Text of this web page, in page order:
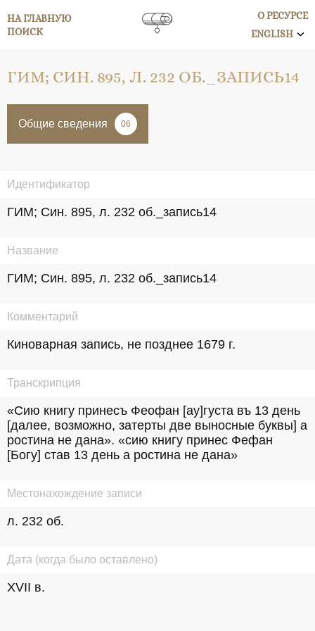
НА ГЛАВНУЮ
ПОИСК
О РЕСУРСЕ
ENGLISH
ГИМ; СИН. 895, Л. 232 ОБ._ЗАПИСЬ14
Общие сведения 06
Идентификатор
ГИМ; Син. 895, л. 232 об._запись14
Название
ГИМ; Син. 895, л. 232 об._запись14
Комментарий
Киноварная запись, не позднее 1679 г.
Транскрипция
«Сию книгу принесъ Феофан [ау]густа въ 13 день
[далее, возможно, затерты две выносные буквы] а
ростина не дана». «сию книгу принес Фефан
[Богу] став 13 день а ростина не дана»
Местонахождение записи
л. 232 об.
Дата (когда было оставлено)
XVII в.